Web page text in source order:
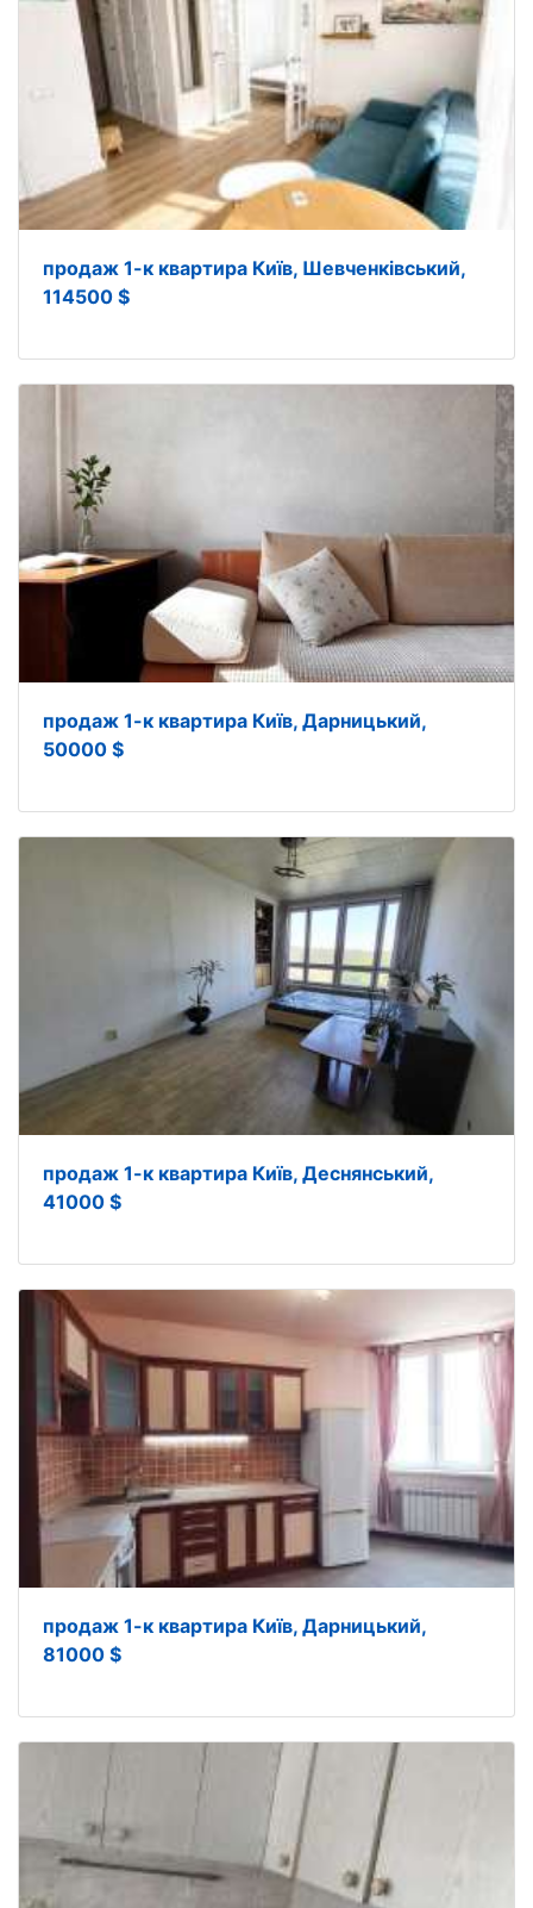
продаж 1-к квартира Київ, Шевченківський,
114500 $
продаж 1-к квартира Київ, Дарницький,
50000 $
продаж 1-к квартира Київ, Деснянський,
41000 $
продаж 1-к квартира Київ, Дарницький,
81000 $